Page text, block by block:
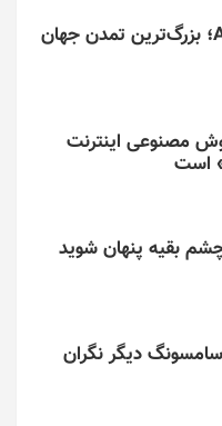
بازی/ Age of 2048؛ بزرگ‌ترین تمدن جهان
مصنوعی اینترنت
است
دیگر نگران